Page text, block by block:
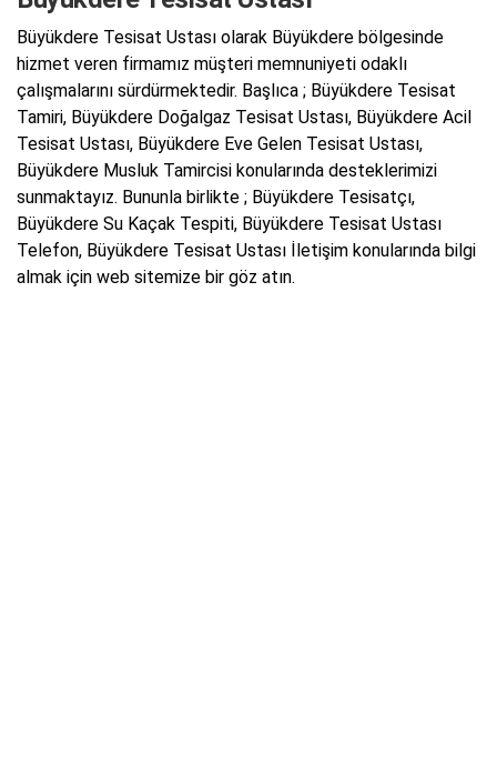
Büyükdere Tesisat Ustası olarak Büyükdere bölgesinde
hizmet veren firmamız müşteri memnuniyeti odaklı
çalışmalarını sürdürmektedir. Başlıca ; Büyükdere Tesisat
Tamiri, Büyükdere Doğalgaz Tesisat Ustası, Büyükdere Acil
Tesisat Ustası, Büyükdere Eve Gelen Tesisat Ustası,
Büyükdere Musluk Tamircisi konularında desteklerimizi
sunmaktayız. Bununla birlikte ; Büyükdere Tesisatçı,
Büyükdere Su Kaçak Tespiti, Büyükdere Tesisat Ustası
Telefon, Büyükdere Tesisat Ustası İletişim konularında bilgi
almak için web sitemize bir göz atın.